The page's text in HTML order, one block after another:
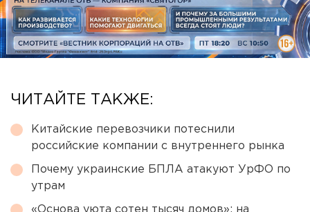
ЧИТАЙТЕ ТАКЖЕ:
Китайские перевозчики потеснили
российские компании с внутреннего рынка
Почему украинские БПЛА атакуют УрФО по
утрам
«Основа уюта сотен тысяч домов»: на